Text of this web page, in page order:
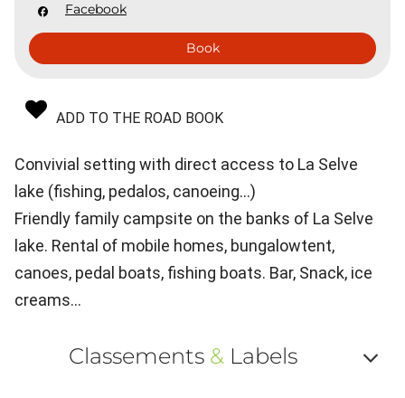
Facebook
Book
ADD TO THE ROAD BOOK
Convivial setting with direct access to La Selve
lake (fishing, pedalos, canoeing...)
Friendly family campsite on the banks of La Selve
lake. Rental of mobile homes, bungalowtent,
canoes, pedal boats, fishing boats. Bar, Snack, ice
creams...
Classements &Labels